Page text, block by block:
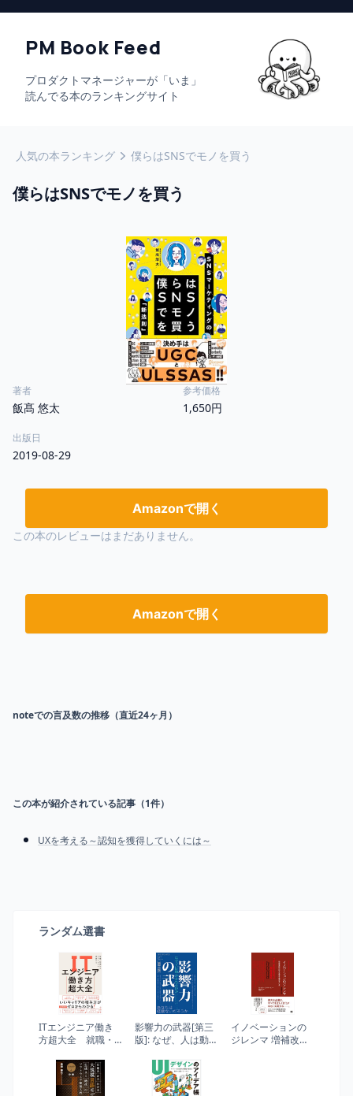
PM Book Feed
プロダクトマネージャーが「いま」
読んでる本のランキングサイト
人気の本ランキング 僕らはSNSでモノを買う
僕らはSNSでモノを買う
著者
飯髙 悠太
参考価格
1,650円
出版日
2019-08-29
Amazonで開く
この本のレビューはまだありません。
Amazonで開く
noteでの言及数の推移（直近24ヶ月）
この本が紹介されている記事（1件）
UXを考える～認知を獲得していくには～
ランダム選書
ITエンジニア働き
方超大全 就職・
ンス、起業まで
影響力の武器[第三
版]: なぜ、人は動か
イノベーションの
ジレンマ 増補改訂